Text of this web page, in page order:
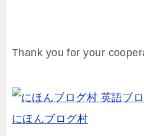
Thank you for your
にほんブログ村